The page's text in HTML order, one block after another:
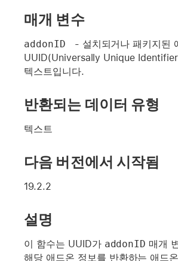
매개 변수
addonID
- 설치되거나 패키지된
UUID(Universally Unique
텍스트입니다.
반환되는 데이터 유형
텍스트
다음 버전에서 시작됨
19.2.2
설명
이 함수는 UUID가 addonID 매개
해당 애드온 정보를 반환하는 애드